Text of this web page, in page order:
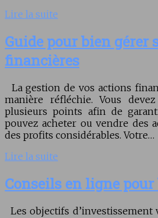
Lire la suite
Guide pour bien gérer
financières
La gestion de vos actions
manière réfléchie. Vous
plusieurs points afin de
pouvez acheter ou vendre des
des profits considérables. Votre…
Lire la suite
Conseils en ligne
Les objectifs